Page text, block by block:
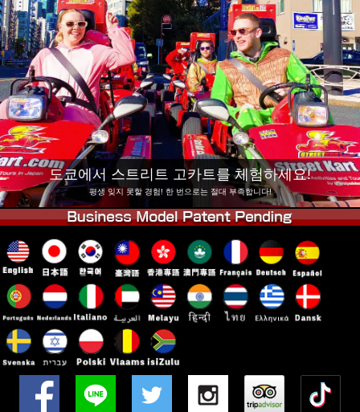
도쿄 시나가와 #1 도쿄 아키하바라#1
도쿄 아키하바라#2 도쿄 시부야
도쿄 시부야 애넥스 도쿄 베이
도쿄 아사쿠사 오사카
오키나와
도쿄에서 스트리트 고카트를 체험하세요!
평생 잊지 못할 경험! 한 번으로는 절대 부족합니다!